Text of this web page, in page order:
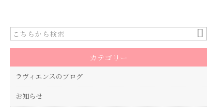
e
b
o
o
k
te
r
カテゴリー
ラヴィエンスのブログ
お知らせ